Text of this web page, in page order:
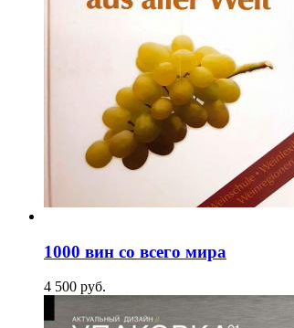
1000 вин со всего мира
4 500 pуб.